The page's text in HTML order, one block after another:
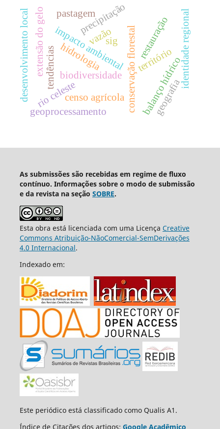
conservação florestal
impacto ambiental
censo agrícola
biodiversidade
rio celeste
tendências
precipitação
vazão
balanço hídrico
geoprocessamento
hidrologia
extensão do gelo território identidade regional
desenvolvimento local restauração
pastagem
geografia
sig
As submissões são recebidas em regime de fluxo
contínuo. Informações sobre o modo de submissão
e da revista na seção SOBRE.
Esta obra está licenciada com uma Licença Creative
Commons Atribuição-NãoComercial-SemDerivações
4.0 Internacional.
Indexado em:
Este periódico está classificado como Qualis A1.
Índice de Citações dos artigos: Google Acadêmico